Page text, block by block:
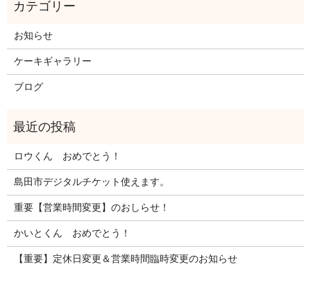
お知らせ
ケーキギャラリー
ブログ
ロウくん おめでとう！
島田市デジタルチケット使えます。
重要【営業時間変更】のおしらせ！
かいとくん おめでとう！
【重要】定休日変更＆営業時間臨時変更のお知らせ